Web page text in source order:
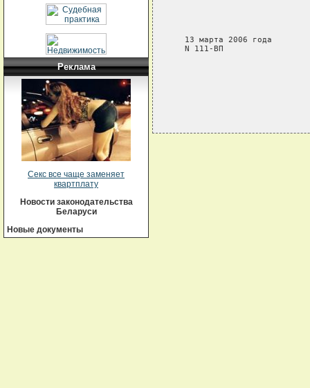
Реклама
Секс все чаще заменяет
квартплату
Новости законодательства
Беларуси
Новые документы
   13 марта 2006 года
   N 111-ВП